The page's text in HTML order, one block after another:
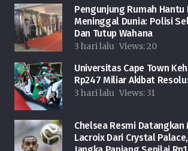
Pengunjung Rumah Hantu
Meninggal Dunia: Polisi
Dan Tutup Wahana
3 hari lalu Views:20
Universitas Cape Town
Rp247 Miliar Akibat
3 hari lalu Views: 31
Chelsea Resmi Datangkan
Lacroix Dari Crystal